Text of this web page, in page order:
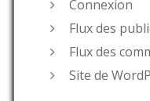
Connexion
Flux des
Flux des
Site de